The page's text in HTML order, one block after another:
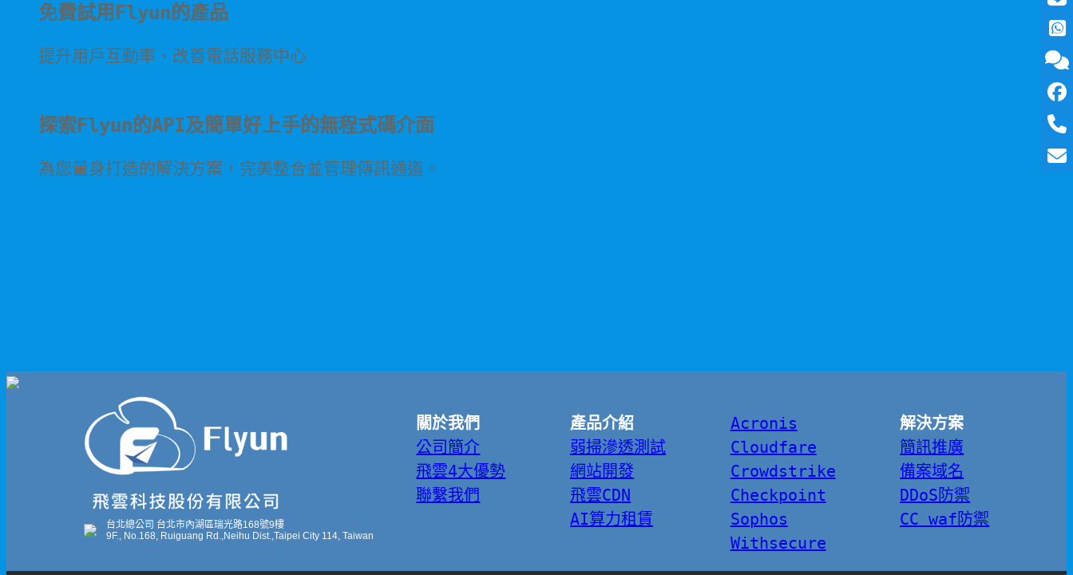
免費試用Flyun的產品
提升用戶互動率、改善電話服務中心
探索Flyun的API及簡單好上手的無程式碼介面
為您量身打造的解決方案，完美整合並管理傳訊通道。
台北總公司 台北市內湖區瑞光路168號9樓
9F., No.168, Ruiguang Rd.,Neihu Dist.,Taipei City 114, Taiwan
關於我們
公司簡介
飛雲4大優勢
聯繫我們
產品介紹
弱掃滲透測試
網站開發
飛雲CDN
AI算力租賃
Acronis
Cloudfare
Crowdstrike
Checkpoint
Sophos
Withsecure
解決方案
簡訊推廣
備案域名
DDoS防禦
CC waf防禦